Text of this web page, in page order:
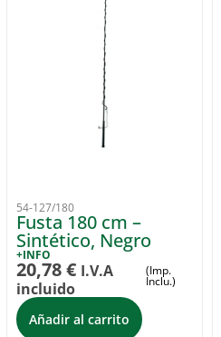
54-127/180
Fusta 180 cm –
Sintético, Negro
+INFO
20,78€ I.V.A
incluido
(Imp.
Inclu.)
Añadir al carrito